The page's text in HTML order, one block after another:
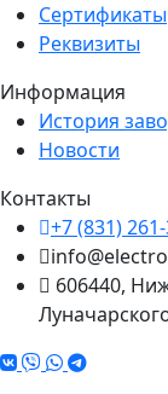
Сертификаты
Реквизиты
Информация
История
Новости
Контакты
+7 (831)
606440,